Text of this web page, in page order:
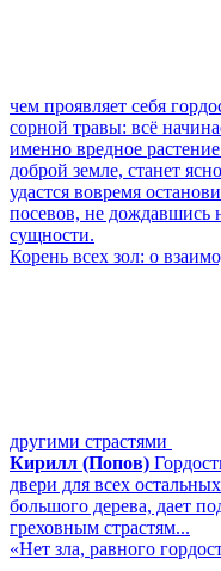
чем проявляет себя
сорной травы: всё
именно вредное
доброй земле, станет
удастся вовремя
посевов, не дождавшись
сущности.
Корень всех зол: о
другими страстями
Кирилл (Попов)
двери для всех
большого дерева, дает
греховным страстям...
«Нет зла, равного